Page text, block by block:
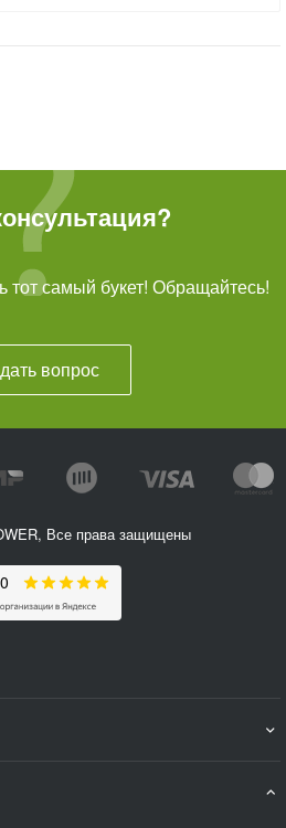
самый букет! Обращайтесь!
вопрос
Все права защищены